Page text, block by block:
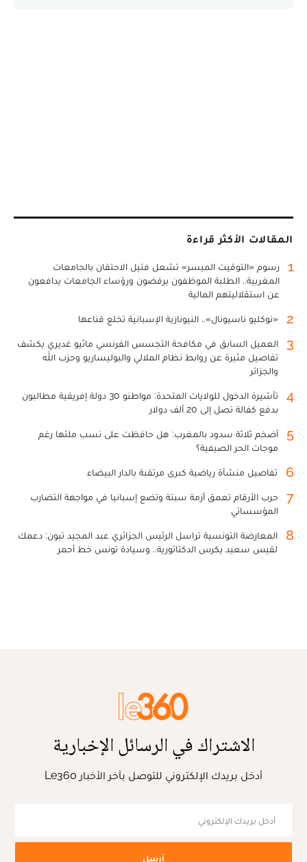
المقالات الأكثر قراءة
1
رسوم «التوقيت الميسر» تشعل فتيل الاحتقان بالجامعات
المغربية.. الطلبة الموظفون يرفضون ورؤساء الجامعات يدافعون
عن استقلاليتهم المالية
2 «نوكليو ناسيونال».. النيونازية الإسبانية تخلع قناعها
3
العميل السابق في مكافحة التجسس الفرنسي ماثيو غديري يكشف
تفاصيل مثيرة عن روابط نظام الملالي والبوليساريو وحزب الله
والجزائر
4
تأشيرة الدخول للولايات المتحدة: مواطنو 30 دولة إفريقية مطالبون
بدفع كفالة تصل إلى 20 ألف دولار
5
أضخم ثلاثة سدود بالمغرب: هل حافظت على نسب ملئها رغم
موجات الحر الصيفية؟
6 تفاصيل منشأة رياضية كبرى مرتقبة بالدار البيضاء
7
حرب الأرقام تعمق أزمة سبتة وتضع إسبانيا في مواجهة التضارب
المؤسساتي
8
المعارضة التونسية تراسل الرئيس الجزائري عبد المجيد تبون: دعمك
لقيس سعيد يكرس الدكتاتورية.. وسيادة تونس خط أحمر
الاشتراك في الرسائل الإخبارية
أدخل بريدك الإلكتروني للتوصل بآخر الأخبار Le360
أرسل